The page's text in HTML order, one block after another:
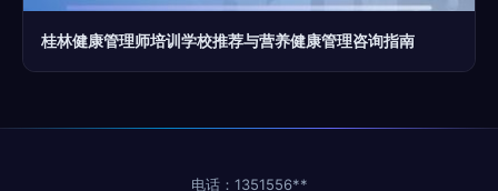
桂林健康管理师培训学校推荐与营养健康管理咨询指南
电话：1351556**